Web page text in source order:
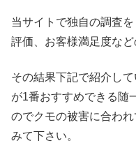
当サイトで独自の調査
評価、お客様満足度など
その結果下記で紹介し
が1番おすすめできる随
のでクモの被害に合わ
みて下さい。